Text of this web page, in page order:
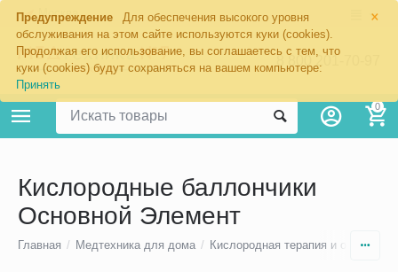
×
Предупреждение
Для обеспечения высокого уровня
обслуживания на этом сайте используются куки (cookies).
Продолжая его использование, вы соглашаетесь с тем, что
куки (cookies) будут сохраняться на вашем компьютере:
Принять
Москва
8 800 201-70-97
0
Кислородные баллончики
Основной Элемент
Главная / Медтехника для дома / Кислородная терапия и